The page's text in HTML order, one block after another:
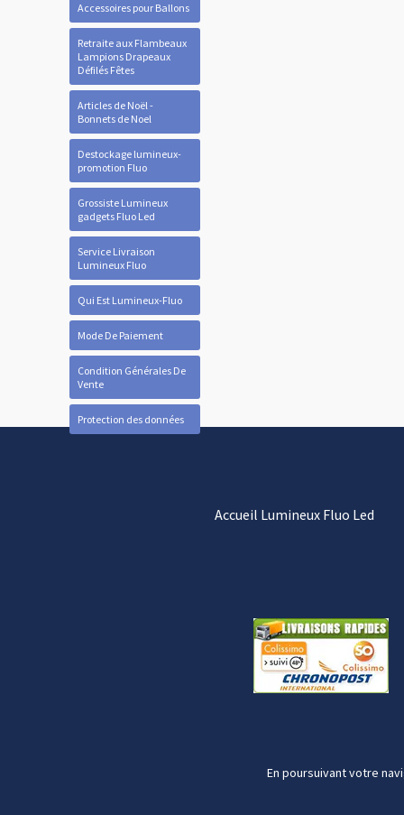
Accessoires pour Ballons
Retraite aux Flambeaux
Lampions Drapeaux
Défilés Fêtes
Articles de Noël -
Bonnets de Noel
Destockage lumineux-
promotion Fluo
Grossiste Lumineux
gadgets Fluo Led
Service Livraison
Lumineux Fluo
Qui Est Lumineux-Fluo
Mode De Paiement
Condition Générales De
Vente
Protection des données
Accueil Lumineux Fluo Led
En poursuivant votre